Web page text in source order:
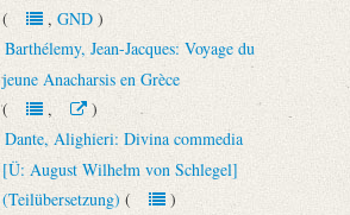
(, GND)
Barthélemy, Jean-Jacques: Voyage du
jeune Anacharsis en Grèce
(,)
Dante, Alighieri: Divina commedia
[Ü: August Wilhelm von Schlegel]
(Teilübersetzung) ()